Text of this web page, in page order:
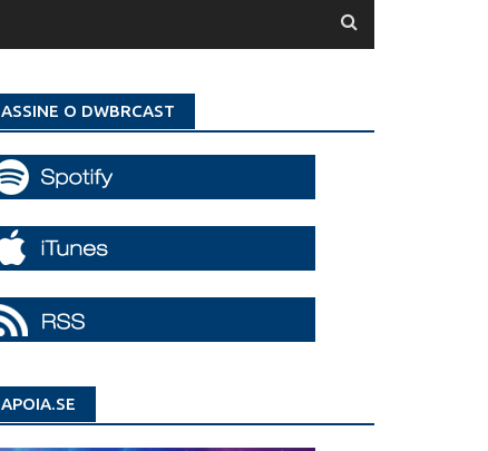
ASSINE O DWBRCAST
APOIA.SE